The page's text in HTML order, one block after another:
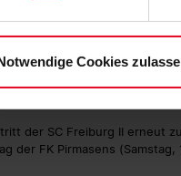
Cookies
sein Fazit. „Aber in der
die Jungs
damit, dass wir zum
erledigt wurde, denn bei
Lars Hunn und Noah
der SC Freiburg II erneut
der FK Pirmasens (Samstag,